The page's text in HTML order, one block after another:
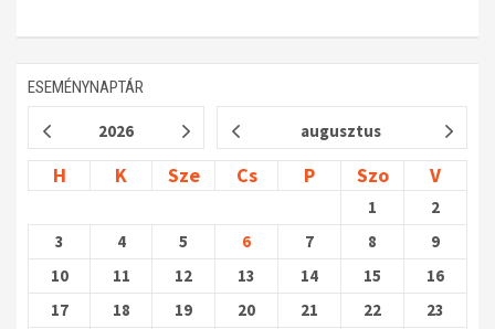
ESEMÉNYNAPTÁR
2026 augusztus
H K Sze Cs P Szo V
1
2
3
4 5 6 7 8
9
10
11 12 13 14 15
16
17
18 19 20 21 22 23